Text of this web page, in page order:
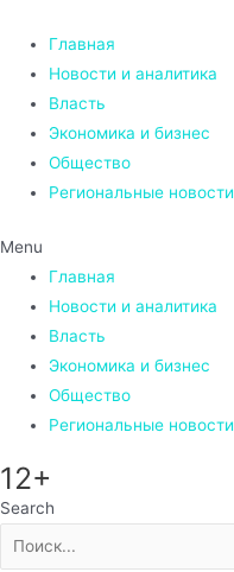
содержимому
Главная
Новости и аналитика
Власть
Экономика и бизнес
Общество
Региональные новости
Menu
Главная
Новости и аналитика
Власть
Экономика и бизнес
Общество
Региональные новости
12+
Search